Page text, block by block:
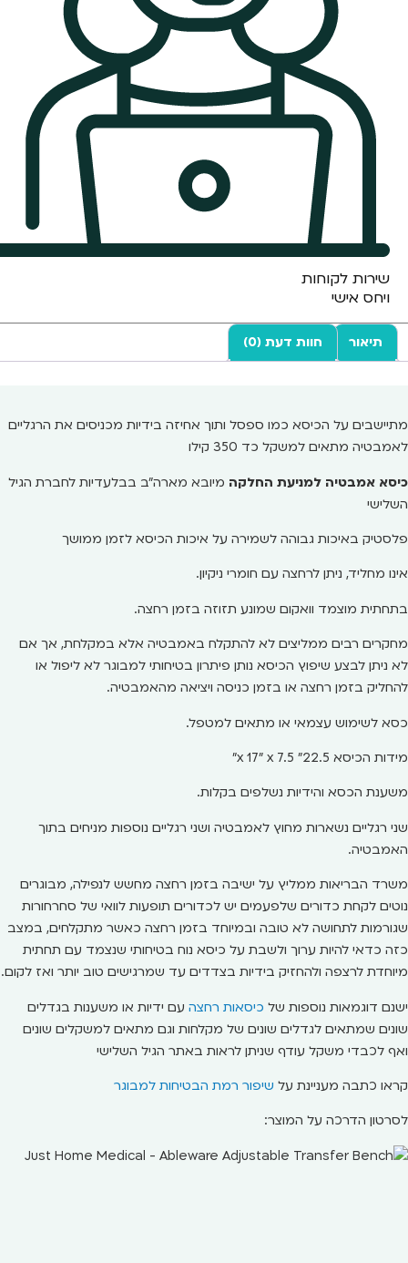
שירות לקוחות
ויחס אישי
תיאור חוות דעת (0)
מתיישבים על הכיסא כמו ספסל ותוך אחיזה בידיות מכניסים את הרגליים
לאמבטיה מתאים למשקל כד 350 קילו
כיסא אמבטיה למניעת החלקה מיובא מארה"ב בבלעדיות לחברת הגיל
השלישי
פלסטיק באיכות גבוהה לשמירה על איכות הכיסא לזמן ממושך
אינו מחליד, ניתן לרחצה עם חומרי ניקיון.
בתחתית מוצמד וואקום שמונע תזוזה בזמן רחצה.
מחקרים רבים ממליצים לא להתקלח באמבטיה אלא במקלחת, אך אם
לא ניתן לבצע שיפוץ הכיסא נותן פיתרון בטיחותי למבוגר לא ליפול או
להחליק בזמן רחצה או בזמן כניסה ויציאה מהאמבטיה.
כסא לשימוש עצמאי או מתאים למטפל.
מידות הכיסא 22.5" x 17" x 7.5"
משענת הכסא והידיות נשלפים בקלות.
שני רגליים נשארות מחוץ לאמבטיה ושני רגליים נוספות מניחים בתוך
האמבטיה.
משרד הבריאות ממליץ על ישיבה בזמן רחצה מחשש לנפילה, מבוגרים
נוטים לקחת כדורים שלפעמים יש לכדורים תופעות לוואי של סחרחורות
שגורמות לתחושה לא טובה ובמיוחד בזמן רחצה כאשר מתקלחים, במצב
כזה כדאי להיות ערוך ולשבת על כיסא נוח בטיחותי שנצמד עם תחתית
מיוחדת לרצפה ולהחזיק בידיות בצדדים עד שמרגישים טוב יותר ואז לקום.
ישנם דוגמאות נוספות של כיסאות רחצה עם ידיות או משענות בגדלים
שונים שמתאים לגדלים שונים של מקלחות וגם מתאים למשקלים שונים
ואף לכבדי משקל עודף שניתן לראות באתר הגיל השלישי
קראו כתבה מעניינת על שיפור רמת הבטיחות למבוגר
לסרטון הדרכה על המוצר: